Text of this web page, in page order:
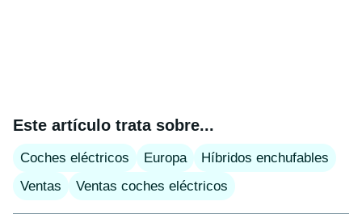
Este artículo trata sobre...
Coches eléctricos Europa
Híbridos enchufables
Ventas
Ventas coches eléctricos